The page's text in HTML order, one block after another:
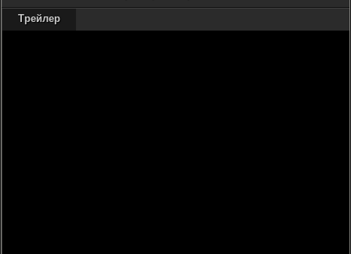
Трейлер